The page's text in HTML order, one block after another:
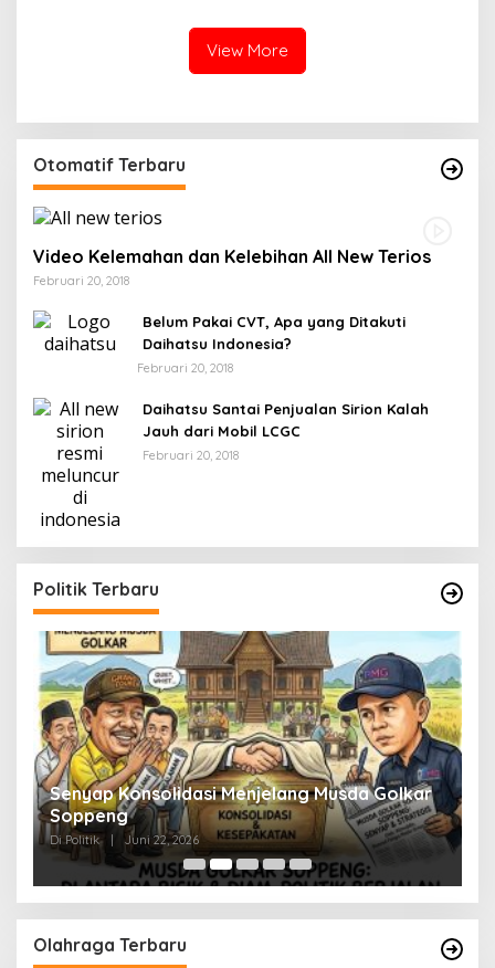
View More
Otomatif Terbaru
Video Kelemahan dan Kelebihan All New Terios
Februari 20, 2018
Belum Pakai CVT, Apa yang Ditakuti
Daihatsu Indonesia?
Februari 20, 2018
Daihatsu Santai Penjualan Sirion Kalah
Jauh dari Mobil LCGC
Februari 20, 2018
Politik Terbaru
Senyap Konsolidasi Menjelang Musda Golkar
Soppeng
Di Politik | Juni 22, 2026
Olahraga Terbaru